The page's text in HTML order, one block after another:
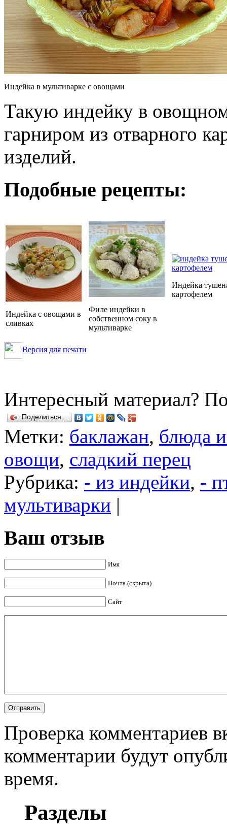
Индейка в мультиварке с овощами
Такую индейку в
гарниром из отварного
изделий.
Подобные рецепты:
Индейка с овощами в
сливках
Филе индейки в
собственном соку в
мультиварке
Индейка
картофелем
Версия для печати
Интересный материал?
Поделиться…
Метки: баклажан, блюда
овощи, сладкий перец
Рубрика: - из индейки, -
мультиварки |
Ваш отзыв
Имя
Почта (скрыта)
Сайт
Проверка комментариев
комментарии будут
время.
Разделы